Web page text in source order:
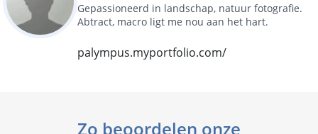
Gepassioneerd in landschap, natuur fotografie.
Abtract, macro ligt me nou aan het hart.
palympus.myportfolio.com/
Zo beoordelen onze